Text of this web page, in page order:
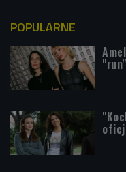
POPULARNE